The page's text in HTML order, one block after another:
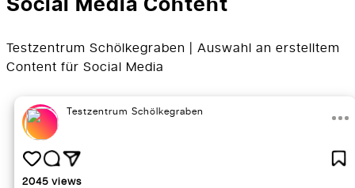
Social Media Content
Testzentrum Schölkegraben | Auswahl an erstelltem
Content für Social Media
Testzentrum Schölkegraben
2045 views